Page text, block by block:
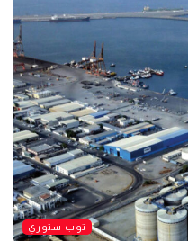
توب ستوري